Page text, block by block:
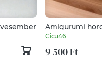
Amigurumi
Cicu46
9 500 Ft